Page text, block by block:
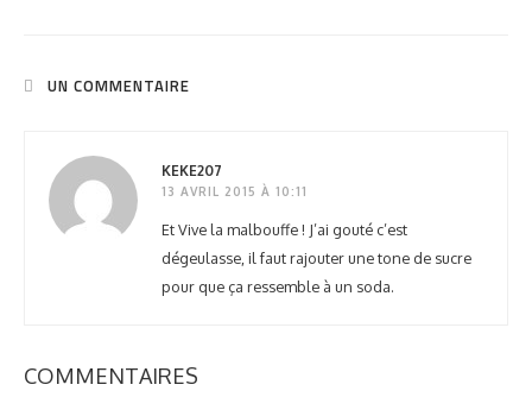
UN COMMENTAIRE
KEKE207
13 AVRIL 2015 À 10:11
Et Vive la malbouffe ! J’ai gouté c’est
dégeulasse, il faut rajouter une tone de sucre
pour que ça ressemble à un soda.
COMMENTAIRES